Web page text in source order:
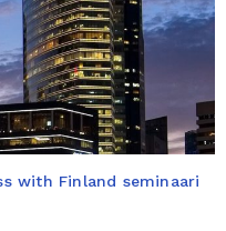
with Finland seminaari